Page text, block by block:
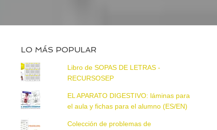
LO MÁS POPULAR
Libro de SOPAS DE LETRAS -
RECURSOSEP
EL APARATO DIGESTIVO: láminas para
el aula y fichas para el alumno (ES/EN)
Colección de problemas de